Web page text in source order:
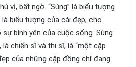
vị, bất ngờ. “Súng” là biểu tượng
là biểu tượng của cái đẹp, cho
sự bình yên của cuộc sống. Súng
chiến sĩ và thi sĩ, là “một cặp
của những cặp đồng chí đang